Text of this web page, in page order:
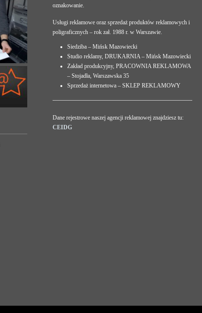
oznakowanie.
Usługi reklamowe oraz sprzedaż produktów reklamowych i
poligraficznych – rok zał. 1988 r. w Warszawie.
Siedziba – Mińsk Mazowiecki
Studio reklamy, DRUKARNIA – Mińsk Mazowiecki
Zakład produkcyjny, PRACOWNIA REKLAMOWA
– Stojadła, Warszawska 35
Sprzedaż internetowa – SKLEP REKLAMOWY
Dane rejestrowe naszej agencji reklamowej znajdziesz tu:
CEIDG